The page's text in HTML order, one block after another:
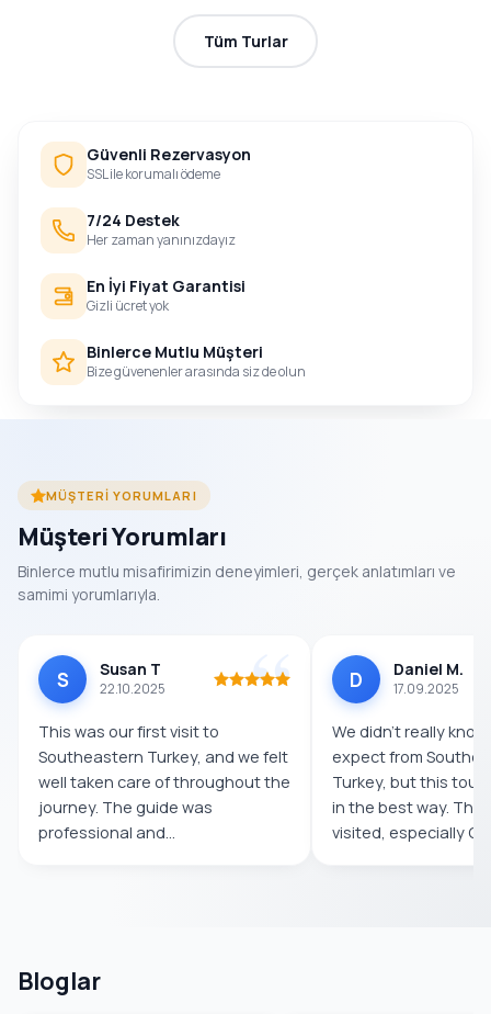
Tüm Turlar
Güvenli Rezervasyon
SSL ile korumalı ödeme
7/24 Destek
Her zaman yanınızdayız
En İyi Fiyat Garantisi
Gizli ücret yok
Binlerce Mutlu Müşteri
Bize güvenenler arasında siz de olun
MÜŞTERI YORUMLARI
Müşteri Yorumları
Binlerce mutlu misafirimizin deneyimleri, gerçek anlatımları ve
samimi yorumlarıyla.
S Susan T
22.10.2025
This was our first visit to
Southeastern Turkey, and we felt
well taken care of throughout the
journey. The guide was
professional and
D Daniel M.
17.09.2025
We didn’t really
expect from
Turkey, but this tour
in the best way. The
visited, especially
Bloglar